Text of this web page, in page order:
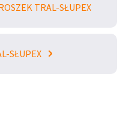
TRAL-SŁUPEX
SŁUPEX